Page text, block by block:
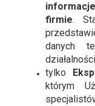
firmie.
danych
tylko
którym